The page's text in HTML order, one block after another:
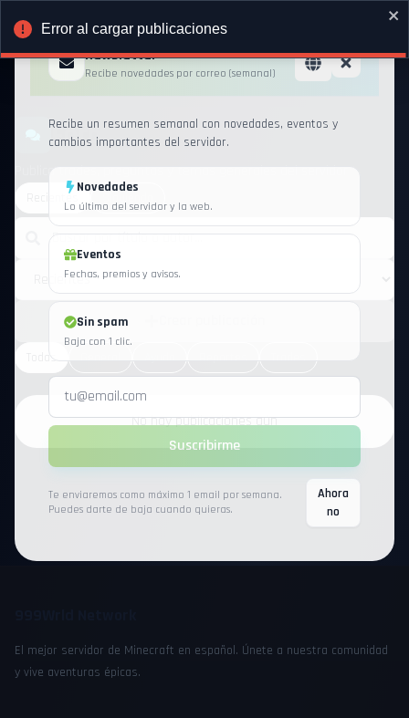
Newsletter
Recibe novedades por correo (semanal)
Recibe un resumen semanal con novedades, eventos y
cambios importantes del servidor.
Novedades
Lo último del servidor y la web.
Eventos
Fechas, premios y avisos.
Sin spam
Baja con 1 clic.
Suscribirme
Te enviaremos como máximo 1 email por semana.
Puedes darte de baja cuando quieras.
Ahora
no
Foro
Recientes
Todas
No hay publicaciones aún
El mejor servidor de Minecraft en español. Únete a nuestra comunidad
y vive aventuras épicas.
Error al cargar publicaciones